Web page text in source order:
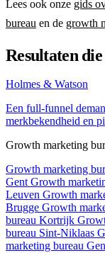
Lees ook onze gids
bureau en de growth
Resultaten
Holmes & Watson
Een full-funnel
merkbekendheid en
Growth marketing
Growth marketing
Gent Growth
Leuven Growth
Brugge Growth
bureau Kortrijk
bureau Sint-Niklaas
marketing bureau